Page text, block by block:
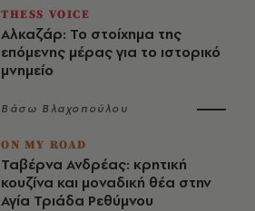
THESS VOICE
Αλκαζάρ: Το στοίχημα της
επόμενης μέρας για το ιστορικό
μνημείο
Βάσω Βλαχοπούλου
ON MY ROAD
Ταβέρνα Ανδρέας: κρητική
κουζίνα και μοναδική θέα στην
Αγία Τριάδα Ρεθύμνου